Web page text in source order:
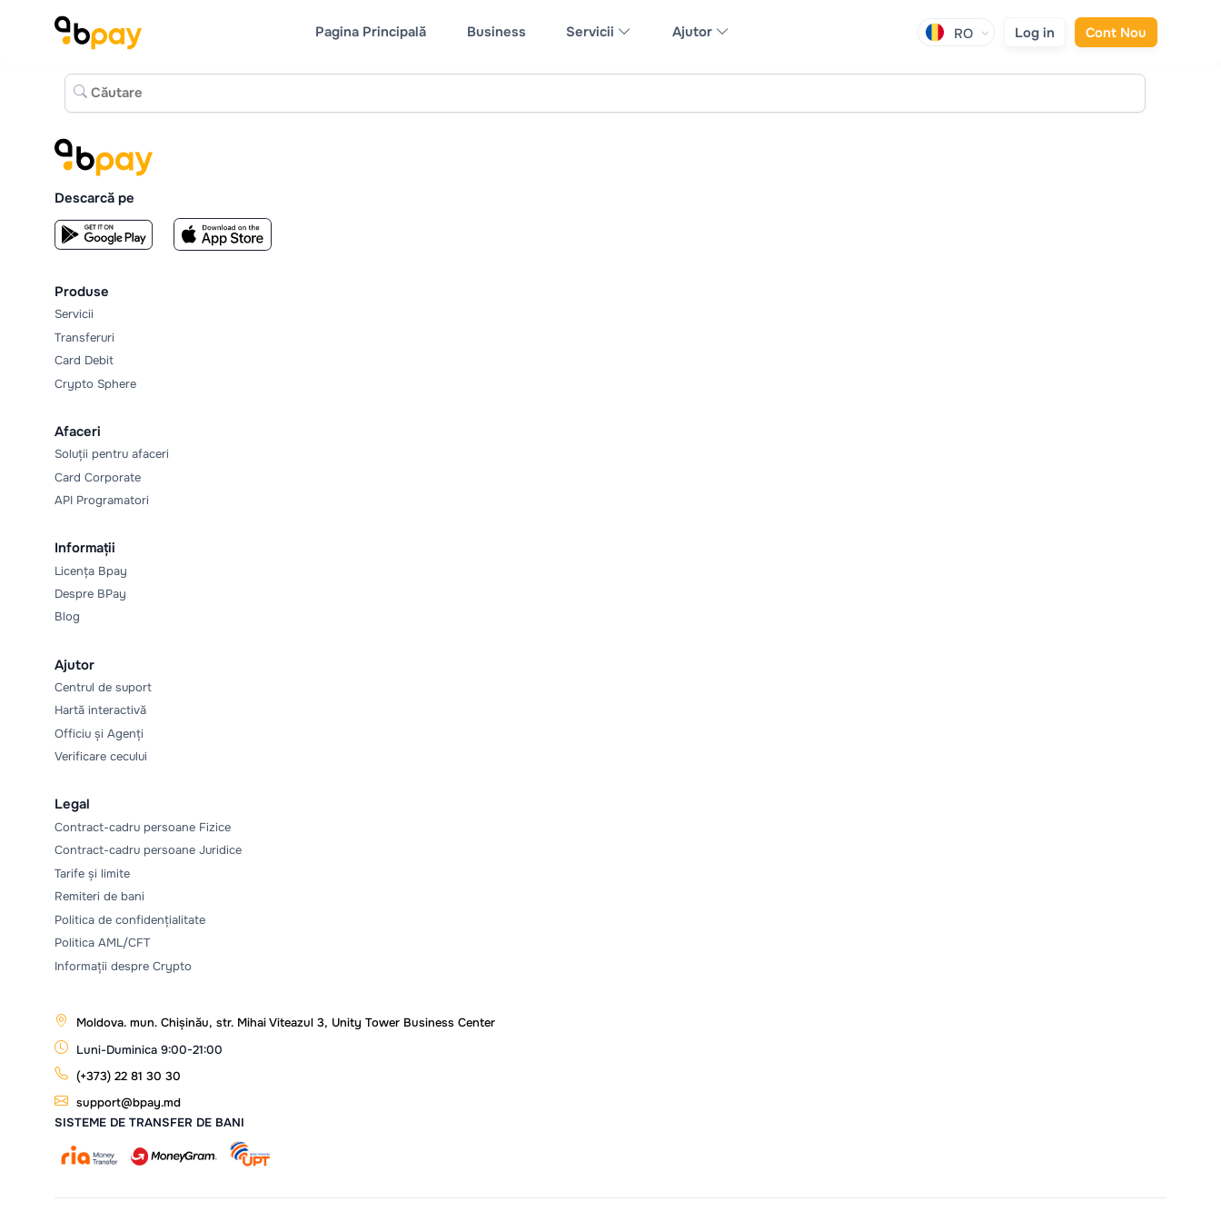
Pagina Principală Business Servicii Ajutor RO Log in Cont Nou
Descarcă pe
Produse
Servicii
Transferuri
Card Debit
Crypto Sphere
Afaceri
Soluții pentru afaceri
Card Corporate
API Programatori
Informații
Licența Bpay
Despre BPay
Blog
Ajutor
Centrul de suport
Hartă interactivă
Officiu și Agenți
Verificare cecului
Legal
Contract-cadru persoane Fizice
Contract-cadru persoane Juridice
Tarife și limite
Remiteri de bani
Politica de confidențialitate
Politica AML/CFT
Informații despre Crypto
Moldova. mun. Chișinău, str. Mihai Viteazul 3, Unity Tower Business Center
Luni-Duminica 9:00-21:00
(+373) 22 81 30 30
support@bpay.md
SISTEME DE TRANSFER DE BANI